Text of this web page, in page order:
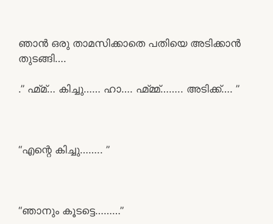
ഞാൻ ഒരു താമസിക്കാതെ പതിയെ അടിക്കാൻ
തുടങ്ങി….
.” ഹ്മ്മ്… കിച്ചു…… ഹാ…. ഹ്മ്മ്മ്…….. അടിക്ക്…. ”
“എന്റെ കിച്ചു…….. ”
“ഞാനും കൂടട്ടെ………”